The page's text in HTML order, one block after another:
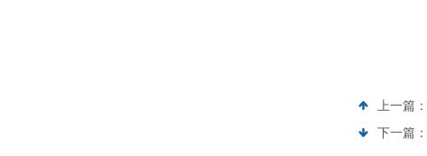
上一篇：
下一篇：